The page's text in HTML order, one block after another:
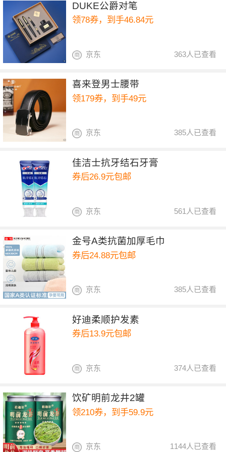
DUKE公爵对笔
领78券，到手46.84元
363人已查看
京东
喜来登男士腰带
领179券，到手49元
385人已查看
京东
佳洁士抗牙结石牙膏
券后26.9元包邮
561人已查看
京东
金号A类抗菌加厚毛巾
券后24.88元包邮
385人已查看
京东
好迪柔顺护发素
券后13.9元包邮
374人已查看
京东
饮矿明前龙井2罐
领210券，到手59.9元
1144人已查看
京东